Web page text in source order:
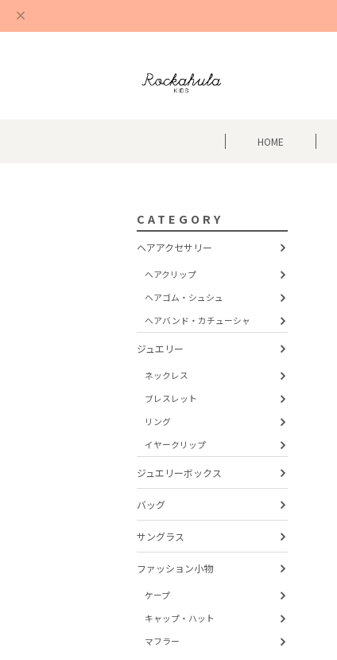
HOME
CATEGORY
ヘアアクセサリー
ヘアクリップ
ヘアゴム・シュシュ
ヘアバンド・カチューシャ
ジュエリー
ネックレス
ブレスレット
リング
イヤークリップ
ジュエリーボックス
バッグ
サングラス
ファッション小物
ケープ
キャップ・ハット
マフラー